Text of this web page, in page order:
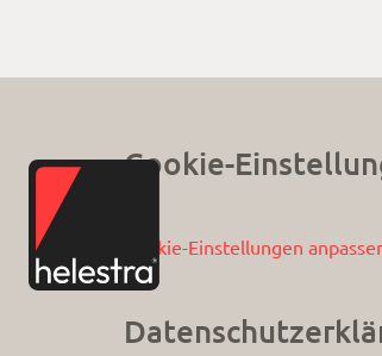
Cookie-
Cookie-Einstellungen